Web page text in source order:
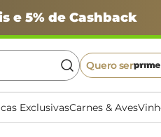
e 5% de Cashback
Quero ser
ExclusivasCarnes & Aves